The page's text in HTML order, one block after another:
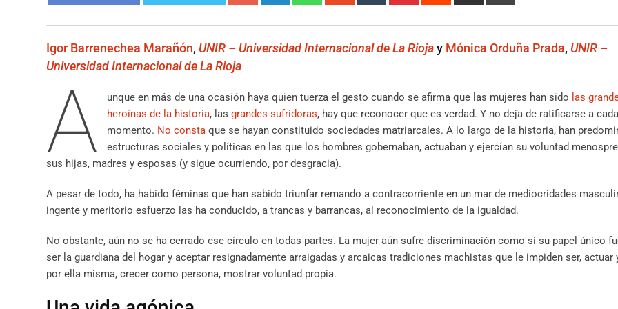
Igor Barrenechea Marañón, UNIR – Universidad Internacional de La Riojay Mónica Orduña Prada, UNIR –
Universidad Internacional de La Rioja
A unque en más de una ocasión haya quien tuerza el gesto cuando se afirma que las mujeres han sido las
heroínas de la historia, las grandes sufridoras, hay que reconocer que es verdad. Y no deja de ratificarse a cada
momento. No constaque se hayan constituido sociedades matriarcales. A lo largo de la historia, han
estructuras sociales y políticas en las que los hombres gobernaban, actuaban y ejercían su voluntad
sus hijas, madres y esposas (y sigue ocurriendo, por desgracia).
A pesar de todo, ha habido féminas que han sabido triunfar remando a contracorriente en un mar de mediocridades
ingente y meritorio esfuerzo las ha conducido, a trancas y barrancas, al reconocimiento de la igualdad.
No obstante, aún no se ha cerrado ese círculo en todas partes. La mujer aún sufre discriminación como si su papel único
ser la guardiana del hogar y aceptar resignadamente arraigadas y arcaicas tradiciones machistas que le impiden ser, actuar
por ella misma, crecer como persona, mostrar voluntad propia.